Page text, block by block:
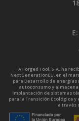
E:
A Forged Tool, S.A. ha
NextGenerationEU, en el
para Desarrollo de
autoconsumo y
implantación de sistemas
para la Transición Ecológica
a través